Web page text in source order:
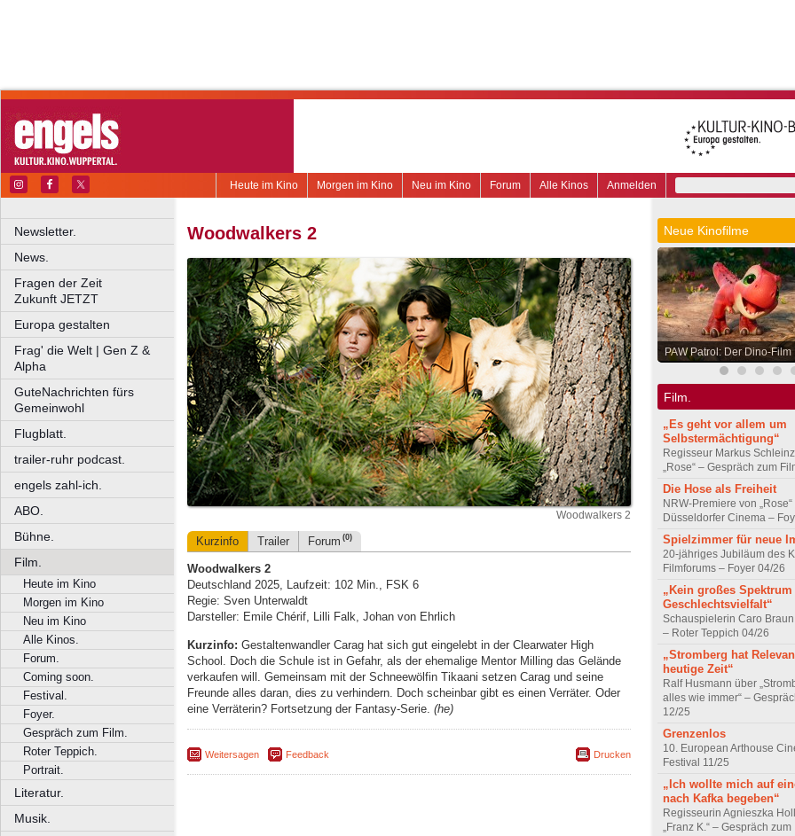
Anmelden
Alle Kinos
Forum
Neu im Kino
Morgen im Kino
Heute im Kino
Newsletter.
News.
Fragen der Zeit
Zukunft JETZT
Europa gestalten
Frag' die Welt | Gen Z &
Alpha
GuteNachrichten fürs
Gemeinwohl
Flugblatt.
trailer-ruhr podcast.
engels zahl-ich.
ABO.
Bühne.
Film.
Heute im Kino
Morgen im Kino
Neu im Kino
Alle Kinos.
Forum.
Coming soon.
Festival.
Foyer.
Gespräch zum Film.
Roter Teppich.
Portrait.
Literatur.
Musik.
Woodwalkers 2
Woodwalkers 2
Kurzinfo Trailer Forum (0)
Woodwalkers 2
Deutschland 2025, Laufzeit: 102 Min., FSK 6
Regie: Sven Unterwaldt
Darsteller: Emile Chérif, Lilli Falk, Johan von Ehrlich
Kurzinfo: Gestaltenwandler Carag hat sich gut eingelebt in der Clearwater High
School. Doch die Schule ist in Gefahr, als der ehemalige Mentor Milling das Gelände
verkaufen will. Gemeinsam mit der Schneewölfin Tikaani setzen Carag und seine
Freunde alles daran, dies zu verhindern. Doch scheinbar gibt es einen Verräter. Oder
eine Verräterin? Fortsetzung der Fantasy-Serie. (he)
Weitersagen Feedback Drucken
Neue Kinofilme
PAW Patrol: Der Dino-Film
Film.
„Es geht vor allem um
Selbstermächtigung“
Regisseur Markus
„Rose“ – Gespräch zum
Die Hose als Freiheit
NRW-Premiere von „Rose“
Düsseldorfer Cinema –
Spielzimmer für neue
20-jähriges Jubiläum des
Filmforums – Foyer 04/26
„Kein großes Spektrum
Geschlechtsvielfalt“
Schauspielerin Caro Braun
– Roter Teppich 04/26
„Stromberg hat
heutige Zeit“
Ralf Husmann über
alles wie immer“ –
12/25
Grenzenlos
10. European Arthouse
Festival 11/25
„Ich wollte mich auf
nach Kafka begeben“
Regisseurin Agnieszka
„Franz K.“ – Gespräch